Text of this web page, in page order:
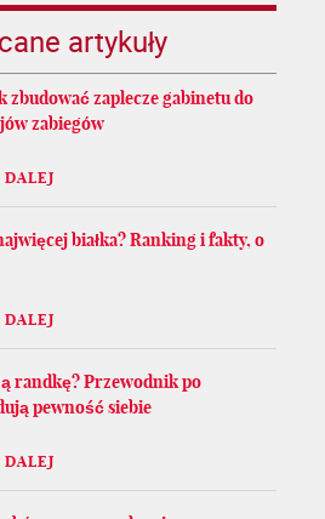
artykuły
zbudować zaplecze gabinetu do
zabiegów
DALEJ
białka? Ranking i fakty, o
DALEJ
randkę? Przewodnik po
pewność siebie
DALEJ